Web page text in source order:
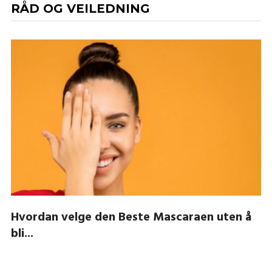
RÅD OG VEILEDNING
Hvordan velge den Beste Mascaraen uten å
bli...